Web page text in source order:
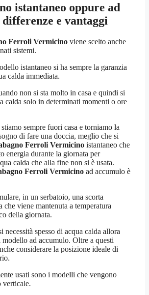
istantaneo oppure ad
e vantaggi
Ferroli Vermicino viene scelto anche
sistemi.
istantaneo si ha sempre la garanzia
calda immediata.
non si sta molto in casa e quindi si
calda solo in determinati momenti o ore
sempre fuori casa e torniamo la
di fare una doccia, meglio che si
Ferroli Vermicino istantaneo che
energia durante la giornata per
calda che alla fine non si è usata.
Ferroli Vermicino ad accumulo è
in un serbatoio, una scorta
che viene mantenuta a temperatura
della giornata.
necessità spesso di acqua calda allora
ad accumulo. Oltre a questi
considerare la posizione ideale di
usati sono i modelli che vengono
verticale.